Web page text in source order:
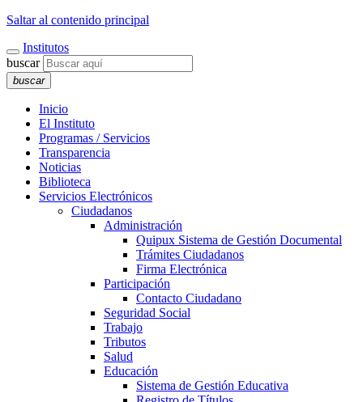
Saltar al contenido principal
Institutos
buscar
buscar
Inicio
El Instituto
Programas / Servicios
Transparencia
Noticias
Biblioteca
Servicios Electrónicos
Ciudadanos
Administración
Quipux Sistema de Gestión Documental
Trámites Ciudadanos
Firma Electrónica
Participación
Contacto Ciudadano
Seguridad Social
Trabajo
Tributos
Salud
Educación
Sistema de Gestión Educativa